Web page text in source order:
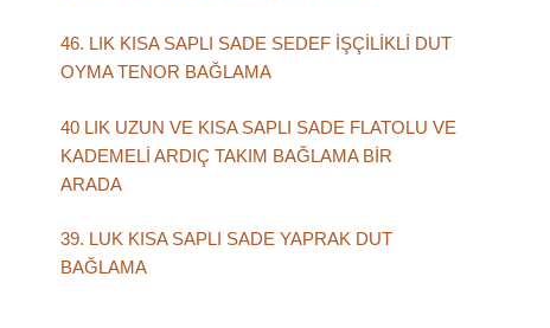
46. LIK KISA SAPLI SADE SEDEF İŞÇİLİKLİ DUT
OYMA TENOR BAĞLAMA
40 LIK UZUN VE KISA SAPLI SADE FLATOLU VE
KADEMELİ ARDIÇ TAKIM BAĞLAMA BİR
ARADA
39. LUK KISA SAPLI SADE YAPRAK DUT
BAĞLAMA